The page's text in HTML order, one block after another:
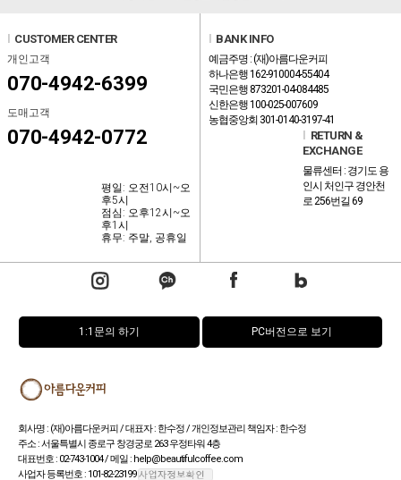
CUSTOMER CENTER
개인고객
070-4942-6399
도매고객
070-4942-0772
평일: 오전10시~오
후5시
점심: 오후12시~오
후1시
휴무: 주말, 공휴일
BANK INFO
예금주명 : (재)아름다운커피
하나은행 162-910004-55404
국민은행 873201-04-084485
신한은행 100-025-007609
농협중앙회 301-0140-3197-41
RETURN &
EXCHANGE
물류센터 : 경기도 용
인시 처인구 경안천
로 256번길 69
1:1문의 하기 PC버전으로 보기
회사명 : (재)아름다운커피 / 대표자 : 한수정 / 개인정보관리 책임자 : 한수정
주소 : 서울특별시 종로구 창경궁로 263 우정타워 4층
대표번호 : 02-743-1004 / 메일 : help@beautifulcoffee.com
사업자 등록번호 : 101-82-23199